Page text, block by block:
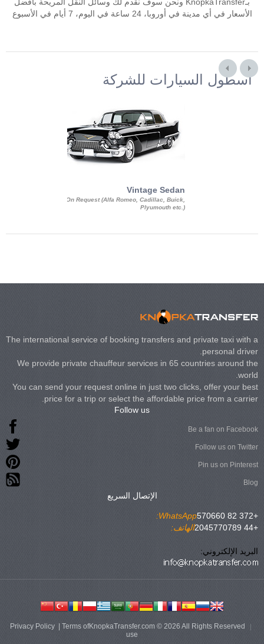
الأسعار في أي مدينة في أوروبا، 24 ساعة في اليوم، 7 أيام في الأسبوع
أسطول السيارات للشركة
Vintage Sedan
On Request (Alfa Romeo, Cadillac, Buick,
Plyumouth etc.)
The international service of booking transfers and private taxi with a
personal driver.
We provide private chauffeur services in 65 countries around the
world.
You can send your request online in just two clicks, offer your best
price for a trip or select the affordable price from a carrier.
Follow us
Be a fan on Facebook
Follow us on Twitter
Pin us on Pinterest
Blog
الإتصال السريع
WhatsApp:
+372 82 570660
الهاتف:
+44 2045770789
البريد الإلكتروني:
KnopkaTransfer.com © 2026 All Rights Reserved
Privacy Policy| Terms of
use